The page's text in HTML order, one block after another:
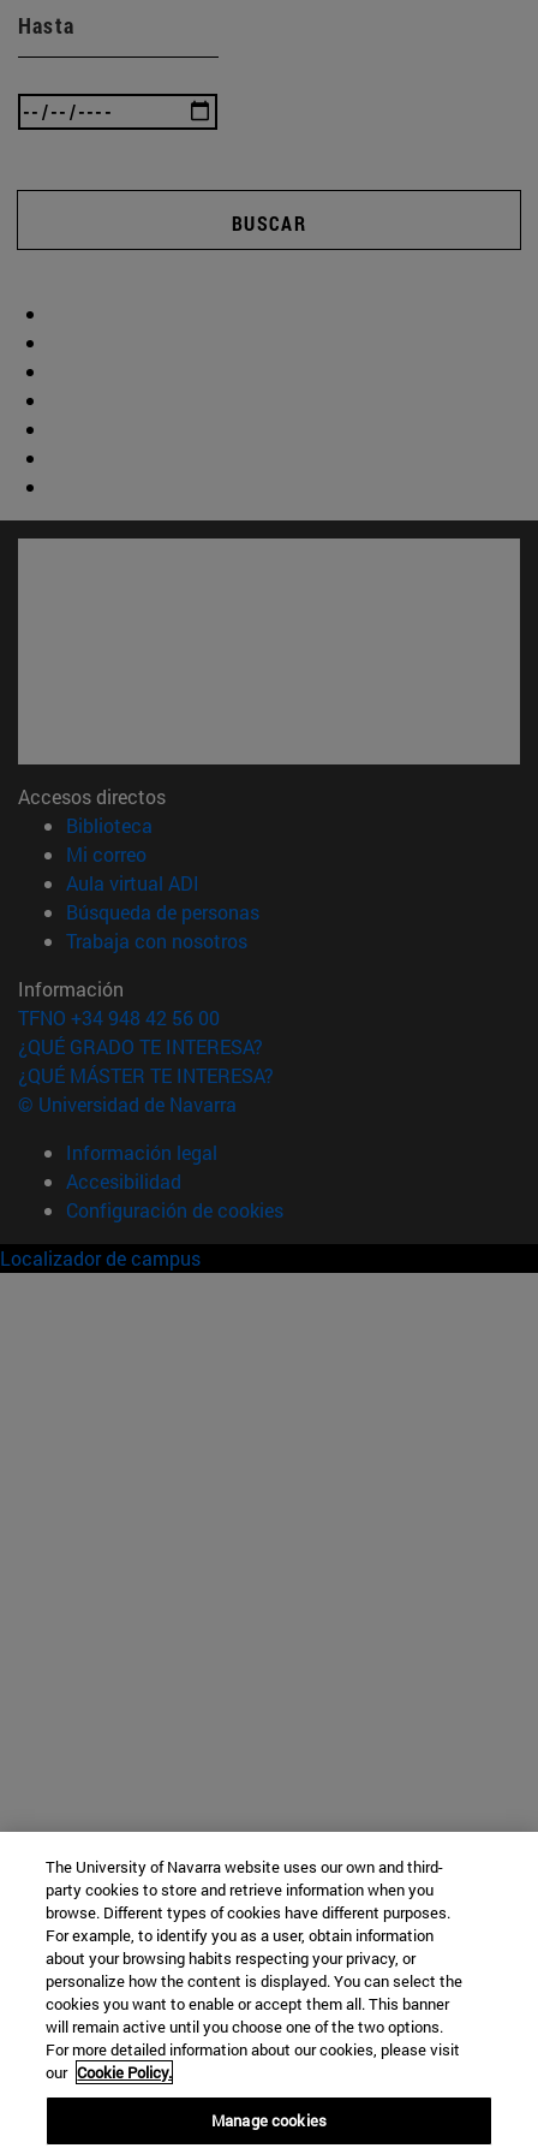
Hasta
BUSCAR
Accesos directos
Biblioteca
Mi correo(abre en nueva ventana)
Aula virtual ADI
Búsqueda de personas(abre en nueva ventana)
Trabaja con nosotros(abre en nueva ventana)
Información
TFNO +34 948 42 56 00
¿QUÉ GRADO TE INTERESA?
¿QUÉ MÁSTER TE INTERESA?
© Universidad de Navarra
Información legal
Accesibilidad
Configuración de cookies
Localizador de campus
The University of Navarra website uses our own and third-
party cookies to store and retrieve information when you
browse. Different types of cookies have different purposes.
For example, to identify you as a user, obtain information
about your browsing habits respecting your privacy, or
personalize how the content is displayed. You can select the
cookies you want to enable or accept them all. This banner
will remain active until you choose one of the two options.
For more detailed information about our cookies, please visit
our Cookie Policy.
Manage cookies